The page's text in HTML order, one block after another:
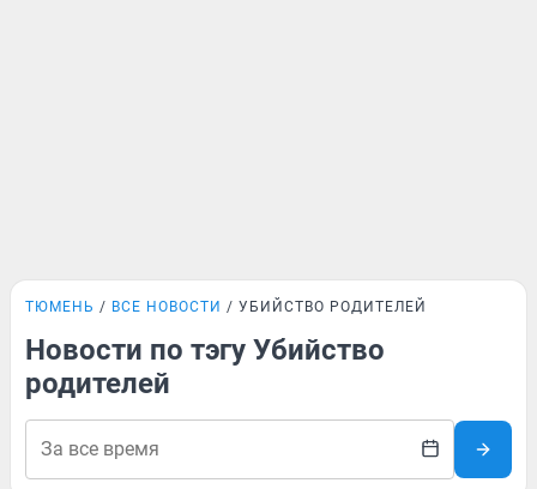
ТЮМЕНЬ ВСЕ НОВОСТИ УБИЙСТВО РОДИТЕЛЕЙ
Новости по тэгу Убийство
родителей